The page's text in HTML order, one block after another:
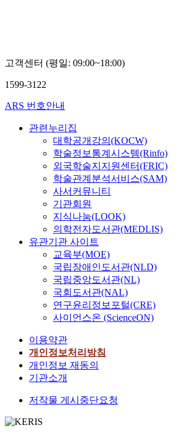
고객센터 (평일: 09:00~18:00)
1599-3122
ARS 번호안내
관련누리집
대학공개강의(KOCW)
학술정보통계시스템(Rinfo)
외국학술지지원센터(FRIC)
학술관계분석서비스(SAM)
사서커뮤니티
기관회원
지식나눔(LOOK)
의학전자도서관(MEDLIS)
유관기관 사이트
교육부(MOE)
국립장애인도서관(NLD)
국립중앙도서관(NL)
국회도서관(NAL)
연구윤리정보포털(CRE)
사이언스온 (ScienceON)
이용약관
개인정보처리방침
개인정보 재동의
기관소개
저작물 게시중단요청